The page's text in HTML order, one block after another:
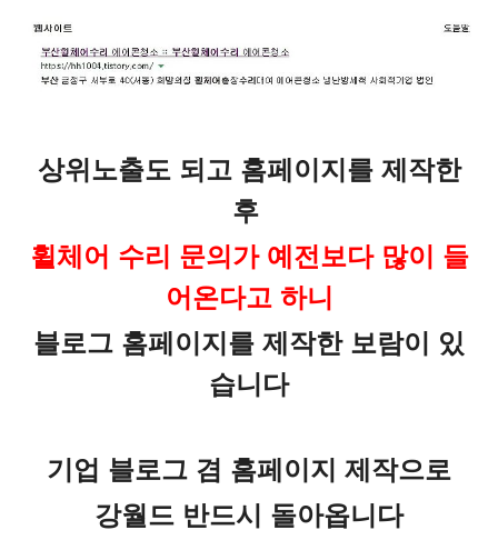
상위노출도 되고 홈페이지를 제작한
후
휠체어 수리 문의가 예전보다 많이 들
어온다고 하니
블로그 홈페이지를 제작한 보람이 있
습니다
기업 블로그 겸 홈페이지 제작으로
강월드 반드시 돌아옵니다